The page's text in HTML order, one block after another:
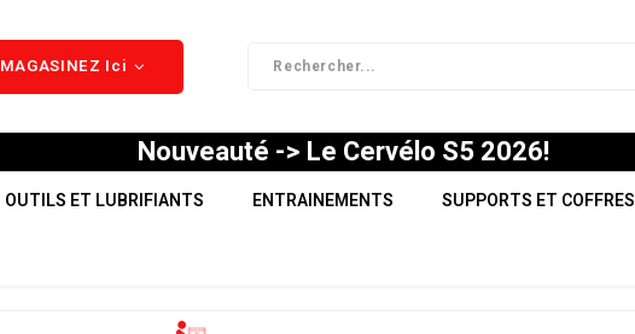
MAGASINEZ Ici
Nouveauté -> Le Cervélo S5 2026!
OUTILS ET LUBRIFIANTS ENTRAINEMENTS SUPPORTS ET COFFRES